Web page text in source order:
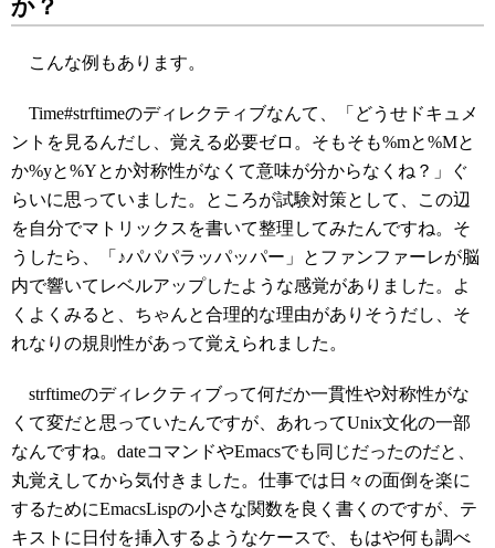
か？
こんな例もあります。
Time#strftimeのディレクティブなんて、「どうせドキュメ
ントを見るんだし、覚える必要ゼロ。そもそも%mと%Mと
か%yと%Yとか対称性がなくて意味が分からなくね？」ぐ
らいに思っていました。ところが試験対策として、この辺
を自分でマトリックスを書いて整理してみたんですね。そ
うしたら、「♪パパパラッパッパー」とファンファーレが脳
内で響いてレベルアップしたような感覚がありました。よ
くよくみると、ちゃんと合理的な理由がありそうだし、そ
れなりの規則性があって覚えられました。
strftimeのディレクティブって何だか一貫性や対称性がな
くて変だと思っていたんですが、あれってUnix文化の一部
なんですね。dateコマンドやEmacsでも同じだったのだと、
丸覚えしてから気付きました。仕事では日々の面倒を楽に
するためにEmacsLispの小さな関数を良く書くのですが、テ
キストに日付を挿入するようなケースで、もはや何も調べ